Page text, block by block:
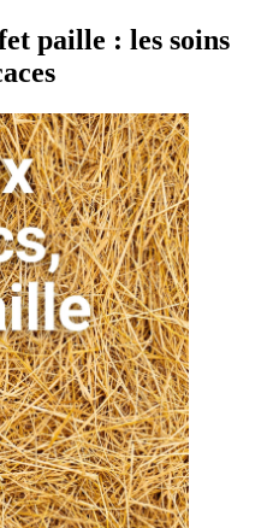
paille : les soins